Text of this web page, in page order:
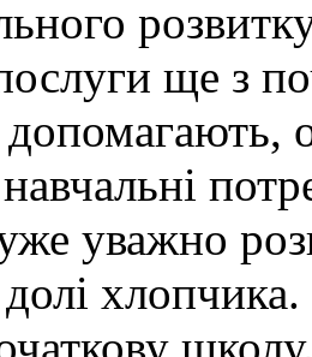
ще з
навчальні
уважно